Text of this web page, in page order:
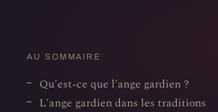
AU SOMMAIRE
Qu'est-ce que l'ange gardien ?
L'ange gardien dans les traditions